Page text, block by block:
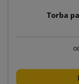
Torba